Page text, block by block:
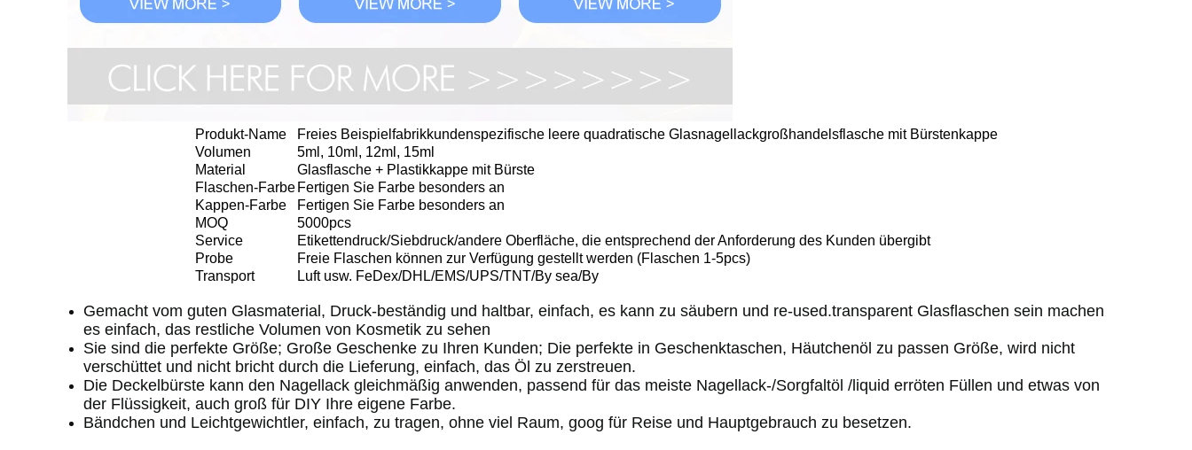
Produkt-Name
Freies Beispielfabrikkundenspezifische leere quadratische Glasnagellackgroßhandelsflasche mit Bürstenkappe
Volumen
5ml, 10ml, 12ml, 15ml
Material
Glasflasche + Plastikkappe mit Bürste
Flaschen-Farbe Fertigen Sie Farbe besonders an
Kappen-Farbe
Fertigen Sie Farbe besonders an
MOQ
5000pcs
Service
Etikettendruck/Siebdruck/andere Oberfläche, die entsprechend der Anforderung des Kunden übergibt
Probe
Freie Flaschen können zur Verfügung gestellt werden (Flaschen 1-5pcs)
Transport
Luft usw. FeDex/DHL/EMS/UPS/TNT/By sea/By
Gemacht vom guten Glasmaterial, Druck-beständig und haltbar, einfach, es kann zu säubern und re-used.transparent Glasflaschen sein machen
es einfach, das restliche Volumen von Kosmetik zu sehen
Sie sind die perfekte Größe; Große Geschenke zu Ihren Kunden; Die perfekte in Geschenktaschen, Häutchenöl zu passen Größe, wird nicht
verschüttet und nicht bricht durch die Lieferung, einfach, das Öl zu zerstreuen.
Die Deckelbürste kann den Nagellack gleichmäßig anwenden, passend für das meiste Nagellack-/Sorgfaltöl /liquid erröten Füllen und etwas von
der Flüssigkeit, auch groß für DIY Ihre eigene Farbe.
Bändchen und Leichtgewichtler, einfach, zu tragen, ohne viel Raum, goog für Reise und Hauptgebrauch zu besetzen.